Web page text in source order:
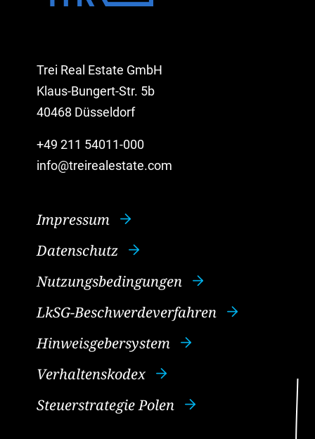
Trei Real Estate GmbH
Klaus-Bungert-Str. 5b
40468 Düsseldorf
+49 211 54011-000
info@treirealestate.com
Impressum
Datenschutz
Nutzungsbedingungen
LkSG-Beschwerdeverfahren
Hinweisgebersystem
Verhaltenskodex
Steuerstrategie Polen